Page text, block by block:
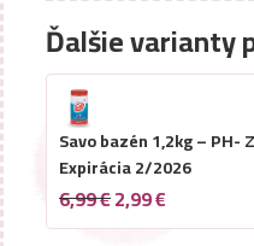
Ďalšie varianty
Savo bazén 1,2kg – PH-
Expirácia 2/2026
6,99€2,99€